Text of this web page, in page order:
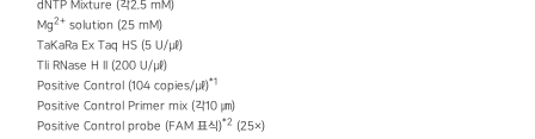
dNTP Mixture (각2.5 mM)
Mg2+ solution (25 mM)
TaKaRa Ex Taq HS (5 U/㎕)
Tli RNase H II (200 U/㎕)
Positive Control (104 copies/㎕)*1
Positive Control Primer mix (각10 ㎛)
Positive Control probe (FAM 표식)*2 (25×)